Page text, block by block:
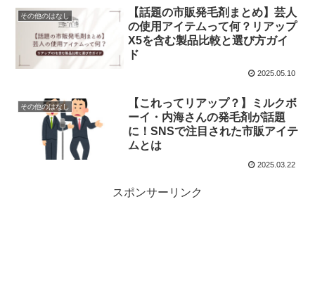
その他のはなし
【話題の市販発毛剤まとめ】芸人
の使用アイテムって何？リアップ
X5を含む製品比較と選び方ガイ
ド
2025.05.10
その他のはなし
【これってリアップ？】ミルクボ
ーイ・内海さんの発毛剤が話題
に！SNSで注目された市販アイテ
ムとは
2025.03.22
スポンサーリンク